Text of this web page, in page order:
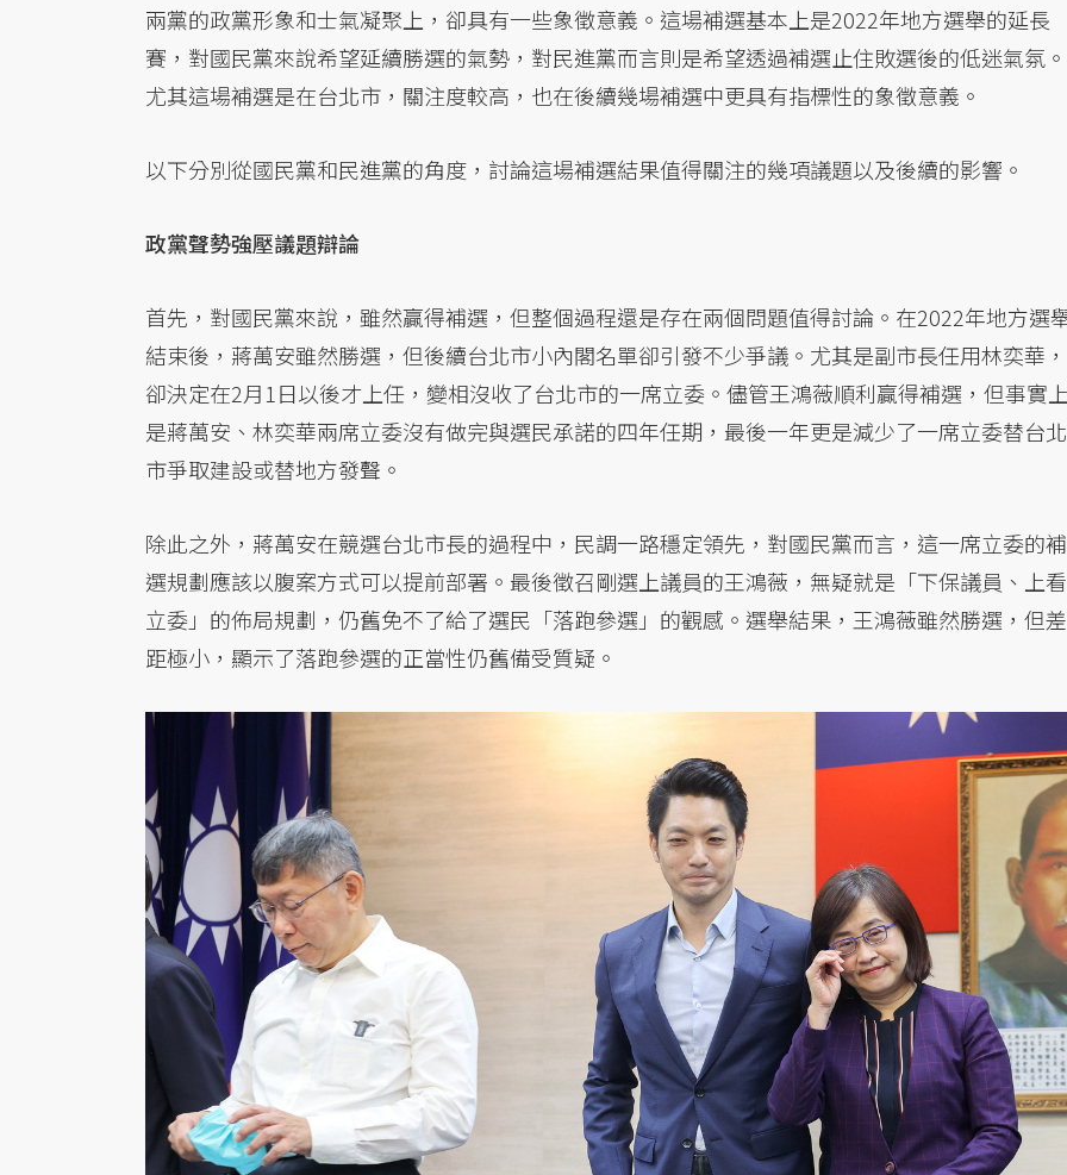
兩黨的政黨形象和士氣凝聚上，卻具有一些象徵意義。這場補選基本上是2022年地方選舉的延長
賽，對國民黨來說希望延續勝選的氣勢，對民進黨而言則是希望透過補選止住敗選後的低迷氣氛。
尤其這場補選是在台北市，關注度較高，也在後續幾場補選中更具有指標性的象徵意義。
以下分別從國民黨和民進黨的角度，討論這場補選結果值得關注的幾項議題以及後續的影響。
政黨聲勢強壓議題辯論
首先，對國民黨來說，雖然贏得補選，但整個過程還是存在兩個問題值得討論。在2022年地方選
結束後，蔣萬安雖然勝選，但後續台北市小內閣名單卻引發不少爭議。尤其是副市長任用林奕華，
卻決定在2月1日以後才上任，變相沒收了台北市的一席立委。儘管王鴻薇順利贏得補選，但事實
是蔣萬安、林奕華兩席立委沒有做完與選民承諾的四年任期，最後一年更是減少了一席立委替台北
市爭取建設或替地方發聲。
除此之外，蔣萬安在競選台北市長的過程中，民調一路穩定領先，對國民黨而言，這一席立委的補
選規劃應該以腹案方式可以提前部署。最後徵召剛選上議員的王鴻薇，無疑就是「下保議員、上看
立委」的佈局規劃，仍舊免不了給了選民「落跑參選」的觀感。選舉結果，王鴻薇雖然勝選，但差
距極小，顯示了落跑參選的正當性仍舊備受質疑。